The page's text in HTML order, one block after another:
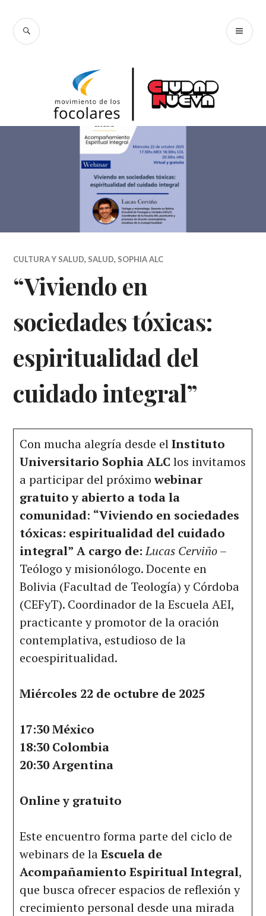
content
SEARCH
CULTURA Y SALUD, SALUD, SOPHIA ALC
“Viviendo en
sociedades tóxicas:
espiritualidad del
cuidado integral”
Con mucha alegría desde elInstituto
Universitario Sophia ALC los invitamos
a participar del próximowebinar
gratuito y abierto a toda la
comunidad: “Viviendo en sociedades
tóxicas: espiritualidad del cuidado
integral” A cargo de: Lucas Cerviño–
Teólogo y misionólogo. Docente en
Bolivia (Facultad de Teología) y Córdoba
(CEFyT). Coordinador de la Escuela AEI,
practicante y promotor de la oración
contemplativa, estudioso de la
ecoespiritualidad.
Miércoles 22 de octubre de 2025
17:30 México
18:30 Colombia
20:30 Argentina
Online y gratuito
Este encuentro forma parte del ciclo de
webinars de laEscuela de
Acompañamiento Espiritual Integral,
que busca ofrecer espacios de reflexión y
crecimiento personal desde una mirada